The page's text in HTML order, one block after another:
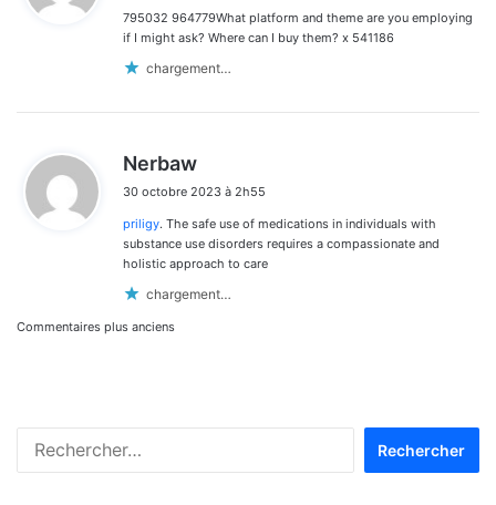
795032 964779What platform and theme are you employing
if I might ask? Where can I buy them? x 541186
chargement…
Nerbaw
t
:
30 octobre 2023 à 2h55
priligy. The safe use of medications in individuals with
substance use disorders requires a compassionate and
holistic approach to care
chargement…
Navigation
commentaires
Commentaires plus anciens